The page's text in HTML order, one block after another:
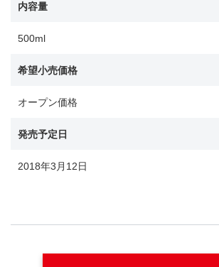
内容量
500ml
希望小売価格
オープン価格
発売予定日
2018年3月12日